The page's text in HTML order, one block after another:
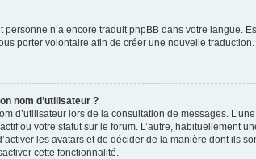
n’a encore traduit phpBB dans votre langue.
porter volontaire afin de créer une nouvelle
nom d’utilisateur ?
d’utilisateur lors de la consultation de messages.
ou votre statut sur le forum. L’autre, habituellement
les avatars et de décider de la manière dont ils
cette fonctionnalité.